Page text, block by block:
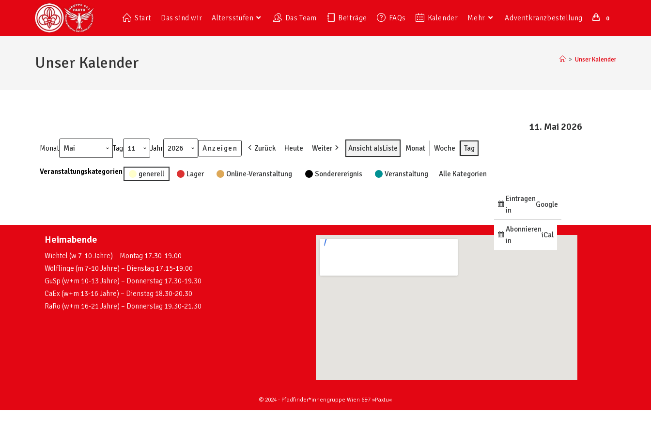
Start Das sind wir Altersstufen Das Team Beiträge FAQs Kalender Mehr Adventkranzbestellung 0
Unser Kalender > Unser Kalender
11. Mai 2026
Monat Tag Jahr Zurück Heute Weiter Ansicht alsListe Monat Woche Tag
Veranstaltungskategorien generell Lager Online-Veranstaltung Sonderereignis Veranstaltung Alle Kategorien
Eintragen
in
Google
Abonnieren
in
iCal
Heimabende
Wichtel (w 7-10 Jahre) – Montag 17.30-19.00
Wölflinge (m 7-10 Jahre) – Dienstag 17.15-19.00
GuSp (w+m 10-13 Jahre) – Donnerstag 17.30-19.30
CaEx (w+m 13-16 Jahre) – Dienstag 18.30-20.30
RaRo (w+m 16-21 Jahre) – Donnerstag 19.30-21.30
© 2024 - Pfadfinder*innengruppe Wien 6&7 »Paxtu«